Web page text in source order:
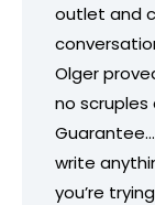
outlet and
Olger
no scruples
Guarantee…
write
you’re